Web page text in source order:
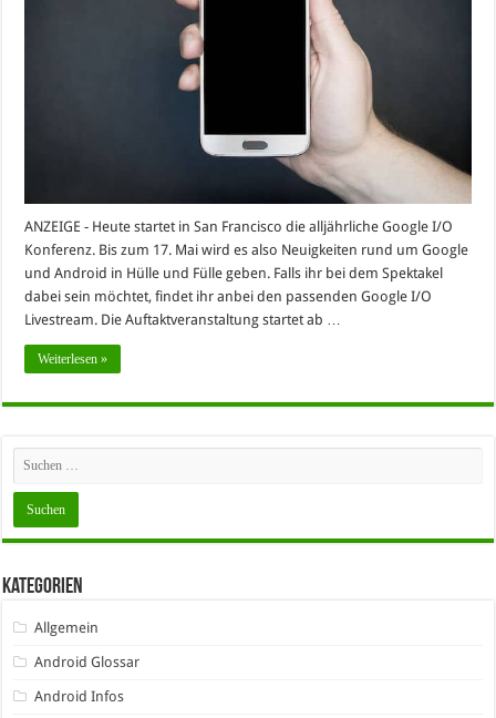
ANZEIGE - Heute startet in San Francisco die alljährliche Google I/O
Konferenz. Bis zum 17. Mai wird es also Neuigkeiten rund um Google
und Android in Hülle und Fülle geben. Falls ihr bei dem Spektakel
dabei sein möchtet, findet ihr anbei den passenden Google I/O
Livestream. Die Auftaktveranstaltung startet ab …
Weiterlesen »
Kategorien
Allgemein
Android Glossar
Android Infos